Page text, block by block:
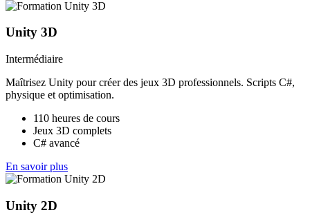
Unity 3D
Intermédiaire
Maîtrisez Unity pour créer des jeux 3D professionnels. Scripts C#,
physique et optimisation.
110 heures de cours
Jeux 3D complets
C# avancé
En savoir plus
Unity 2D